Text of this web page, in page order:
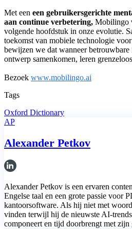
Met een een gebruikersgerichte
aan continue verbetering, Mobilingo
volgende hoofdstuk in onze evolutie.
toekomst van mobiele technologie
bewijzen we dat wanneer
ontwerp samenkomen, leren
Bezoek www.mobilingo.ai
Tags
Oxford Dictionary
AP
Alexander Petkov
Alexander Petkov is een ervaren
Engelse taal en een grote passie voor
kantoorsoftware. Als hij niet met
vinden terwijl hij de nieuwste AI-
componeert en tijd doorbrengt met zijn